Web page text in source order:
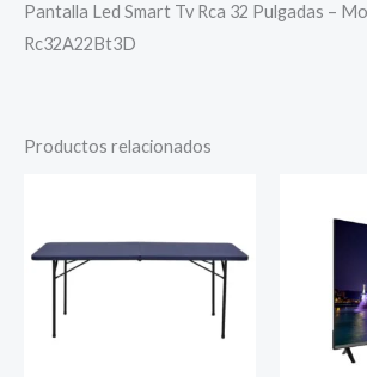
Pantalla Led Smart Tv Rca 32 Pulgadas –
Rc32A22Bt3D
Productos relacionados